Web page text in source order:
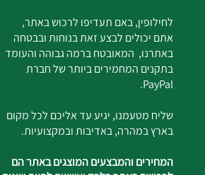
לחילופין, באם תעדיפו לרכוש באתר,
אתם יכולים לבצע זאת בנוחות ובבטחה
באתרנו, המאובטח ברמה גבוהה והעומד
בתקנים המחמירים ביותר של חברת
PayPal.
שליח מטעמנו, יגיע עד אליכם לכל מקום
בארץ במהרה, באדיבות ובמקצועיות.
המחירים והמבצעים המוצגים באתר הם